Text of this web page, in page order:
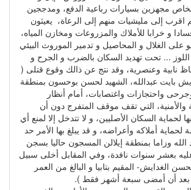
مجهزين بسيارات رباعية الدفع، ومدججين
إلى مليشيات منهم إلى الرعاة، يعيثون
و خرابا للأملاك والمزروعات ومخازن المياه،
الغلال و المحاصيل و تدمير الموروث البيئي
... تحت تهديد السكان بالضرب و الجرح و
نابية وعنصرية، وقد نتج عن ذالك وقوع قتلى (
بايت عبدالله، الشهيد لحسن بوحسون بمنطقة
واحتجازات واغتصابات، أمام أنظار
التي تقف موقف المتفرج دون أن
لحماية السكان الأصليين، و لا تتدخل إلا لمنع أي
أملاكه وأعراضه، و قد يبلغ بها الأمر حد
وزاما بمنطقة إيلالن المسجون حاليا بسجن
بعشر سنوات نافدة، وفي المقابل أخلى سبيل
الغدايش- المقيم بتابيا و البالغ من العمر